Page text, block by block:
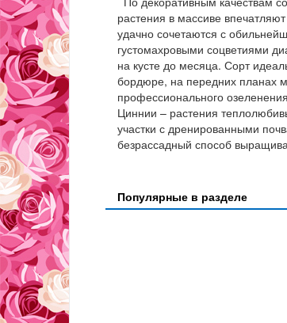
растения в массиве
удачно сочетаются с
густомахровыми соцветиями
на кусте до месяца. Сорт
бордюре, на передних планах
профессионального
Циннии – растения
участки с дренированными
безрассадный способ
Популярные в разделе